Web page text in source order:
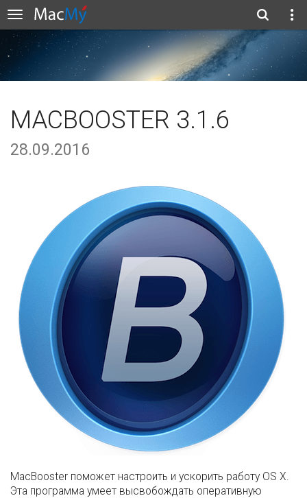
MACBOOSTER 3.1.6
28.09.2016
MacBooster поможет настроить и ускорить работу OS X.
Эта программа умеет высвобождать оперативную